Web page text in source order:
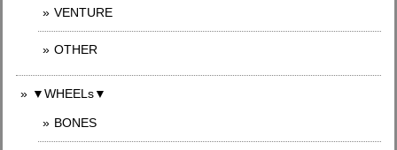
VENTURE
OTHER
▼WHEELs▼
BONES